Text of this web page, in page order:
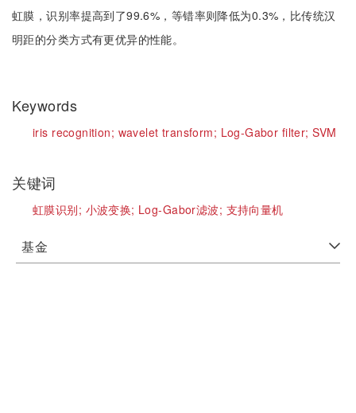
虹膜，识别率提高到了99.6%，等错率则降低为0.3%，比传统汉
明距的分类方式有更优异的性能。
Keywords
iris recognition; wavelet transform; Log-Gabor filter;SVM
关键词
虹膜识别; 小波变换; Log-Gabor滤波; 支持向量机
基金